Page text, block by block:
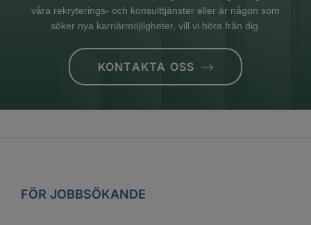
våra rekryterings- och konsulttjänster eller är någon som
söker nya karriärmöjligheter, vill vi höra från dig.
KONTAKTA OSS
FÖR JOBBSÖKANDE